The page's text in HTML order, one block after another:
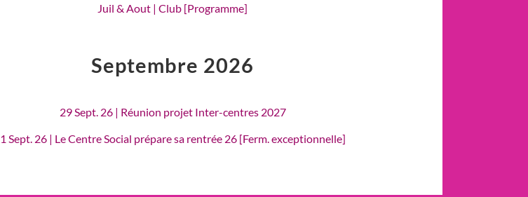
Juil & Aout | Club [Programme]
Septembre 2026
29 Sept. 26 | Réunion projet Inter-centres 2027
1 Sept. 26 | Le Centre Social prépare sa rentrée 26 [Ferm. exceptionnelle]